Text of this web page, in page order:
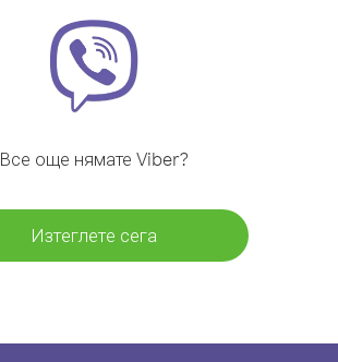
Все още нямате Viber?
Изтеглете сега